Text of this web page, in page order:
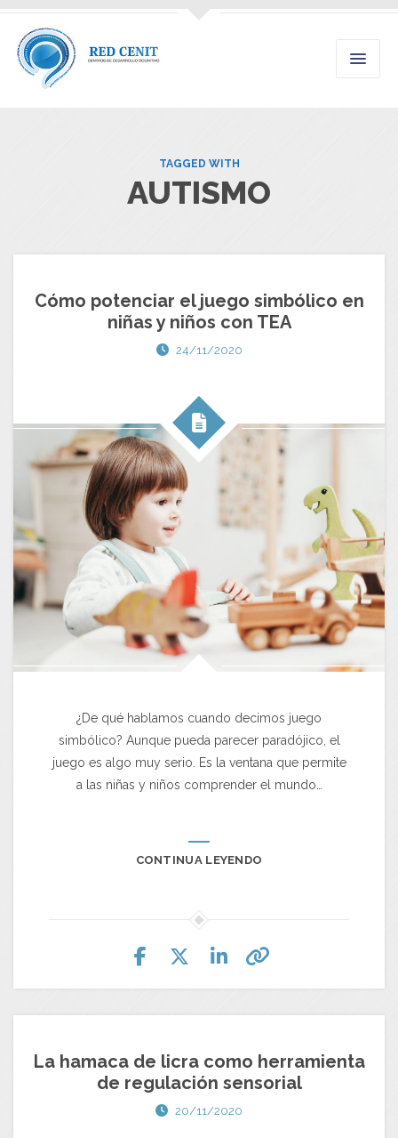
TAGGED WITH
AUTISMO
Cómo potenciar el juego simbólico en
niñas y niños con TEA
24/11/2020
¿De qué hablamos cuando decimos juego
simbólico? Aunque pueda parecer paradójico, el
juego es algo muy serio. Es la ventana que permite
a las niñas y niños comprender el mundo…
CONTINUA LEYENDO
La hamaca de licra como herramienta
de regulación sensorial
20/11/2020